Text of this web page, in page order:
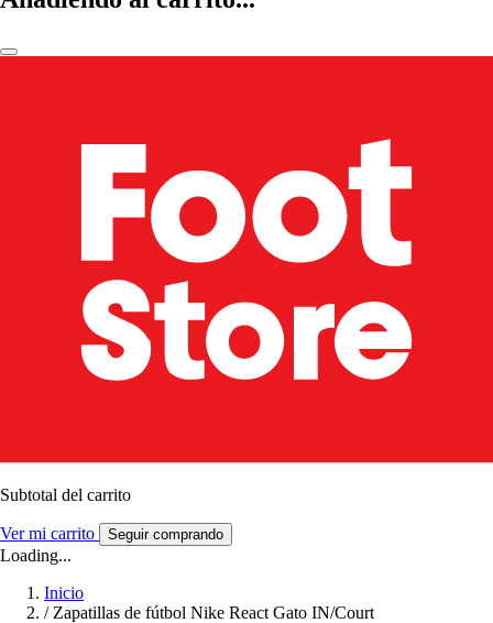
Subtotal del carrito
Ver mi carrito Seguir comprando
Loading...
Inicio
/ Zapatillas de fútbol Nike React Gato IN/Court